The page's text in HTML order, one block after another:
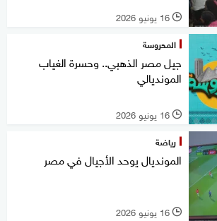
l 16 يونيو 2026
المحروسة
جيل مصر الذهبي.. وحسرة الغياب
المونديالي
l 16 يونيو 2026
رياضة
المونديال يوحد الأجيال في مصر
l 16 يونيو 2026